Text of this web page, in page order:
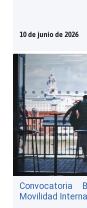
10 de junio de 2026
Convocatoria
Movilidad